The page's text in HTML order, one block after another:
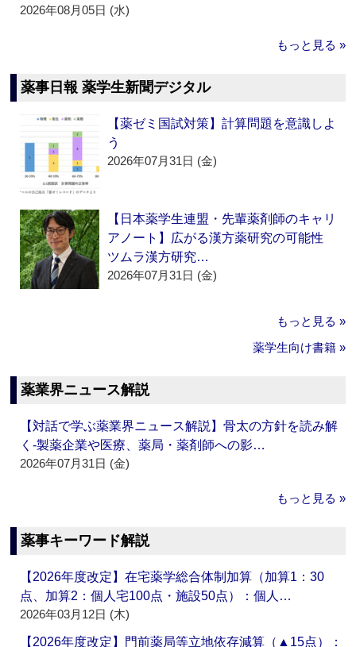
2026年08月05日 (水)
もっと見る »
薬事日報 薬学生新聞デジタル
【薬ゼミ国試対策】計算問題を意識しよ
う
2026年07月31日 (金)
【日本薬学生連盟・先輩薬剤師のキャリ
アノート】広がる漢方薬研究の可能性
ツムラ漢方研究…
2026年07月31日 (金)
もっと見る »
薬学生向け書籍 »
薬業界ニュース解説
【対話で学ぶ薬業界ニュース解説】骨太の方針を読み解
く‐製薬企業や医療、薬局・薬剤師への影…
2026年07月31日 (金)
もっと見る »
薬事キーワード解説
【2026年度改定】在宅薬学総合体制加算（加算1：30
点、加算2：個人宅100点・施設50点）：個人…
2026年03月12日 (木)
【2026年度改定】門前薬局等立地依存減算（▲15点）：